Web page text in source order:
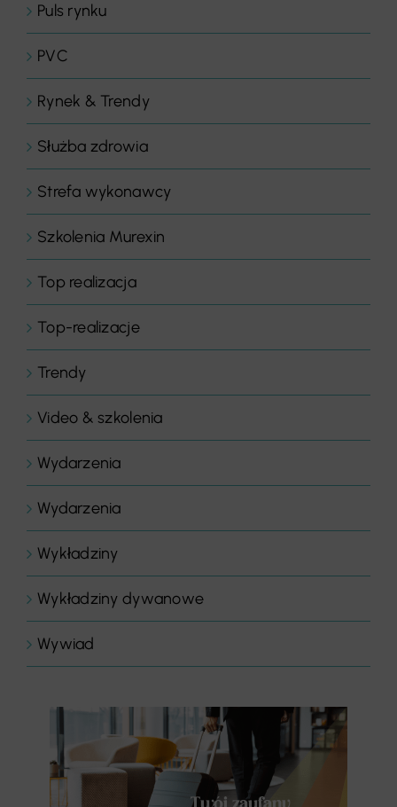
Puls rynku
PVC
Rynek & Trendy
Służba zdrowia
Strefa wykonawcy
Szkolenia Murexin
Top realizacja
Top-realizacje
Trendy
Video & szkolenia
Wydarzenia
Wydarzenia
Wykładziny
Wykładziny dywanowe
Wywiad